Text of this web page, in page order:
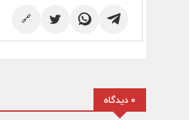
🔗
0 دیدگاه